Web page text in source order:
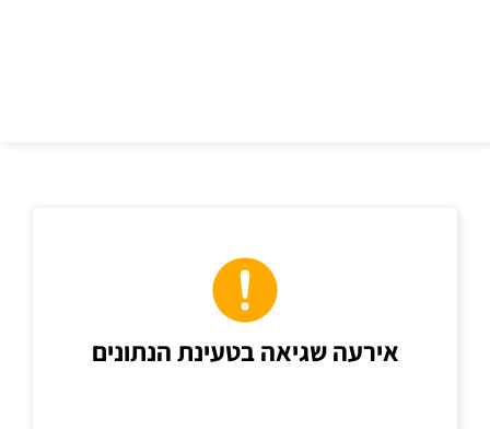
אירעה שגיאה בטעינת הנתונים